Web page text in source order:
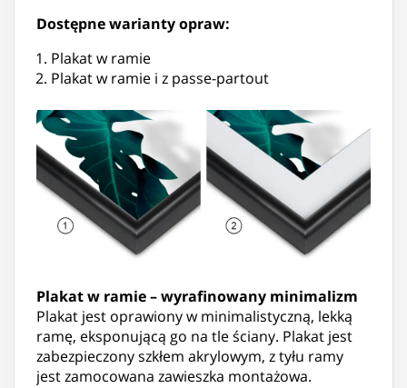
Dostępne warianty opraw:
Plakat w ramie
Plakat w ramie i z passe-partout
Plakat w ramie – wyrafinowany minimalizm
Plakat jest oprawiony w minimalistyczną, lekką
ramę, eksponującą go na tle ściany. Plakat jest
zabezpieczony szkłem akrylowym, z tyłu ramy
jest zamocowana zawieszka montażowa.